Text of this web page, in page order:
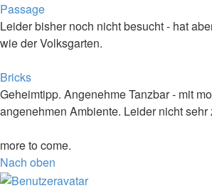
Passage
Leider bisher noch nicht besucht - hat
wie der Volksgarten.
Bricks
Geheimtipp. Angenehme Tanzbar - mit
angenehmen Ambiente. Leider nicht sehr
more to come.
Nach oben